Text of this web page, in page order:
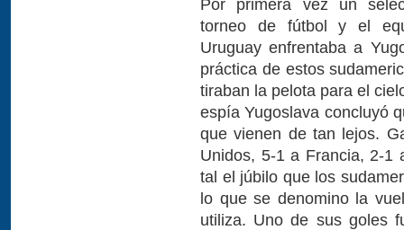
Por primera vez un
torneo de fútbol y el
Uruguay enfrentaba a
práctica de estos
tiraban la pelota para el
espía Yugoslava concluyó
que vienen de tan lejos.
Unidos, 5-1 a Francia, 2-1
tal el júbilo que los
lo que se denomino la
utiliza. Uno de sus goles